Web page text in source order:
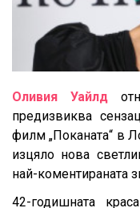
Оливия Уайлд
предизвиква
филм „Поканата“ в
изцяло нова
най-коментираната
42-годишната